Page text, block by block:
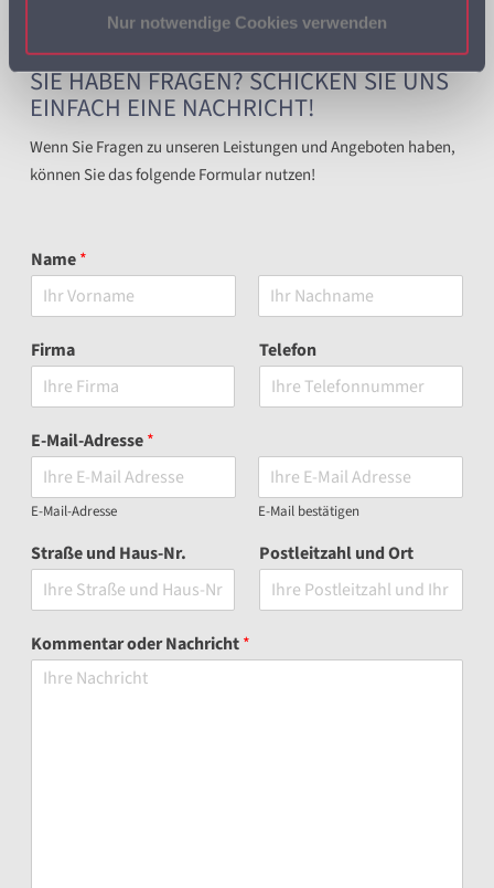
Nur notwendige Cookies verwenden
SIE HABEN FRAGEN? SCHICKEN SIE UNS
EINFACH EINE NACHRICHT!
Wenn Sie Fragen zu unseren Leistungen und Angeboten haben,
können Sie das folgende Formular nutzen!
Name*
o
r
m
e
a
c
a
Firma Telefon
E-Mail-Adresse*
E-Mail-Adresse E-Mail bestätigen
Straße und Haus-Nr. Postleitzahl und Ort
Kommentar oder Nachricht*